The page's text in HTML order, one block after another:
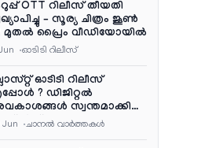
OTT റിലീസ് തീയതി
– സൂര്യ ചിത്രം ജൂൺ
മുതൽ പ്രൈം വീഡിയോയിൽ
ഓടിടി റിലീസ്
ഓടിടി റിലീസ്
? ഡിജിറ്റൽ
സ്വന്തമാക്കി
Jun ചാനല്‍ വാര്‍ത്തകള്‍